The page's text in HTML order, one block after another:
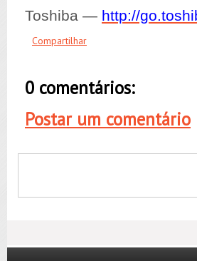
Toshiba — http://
Compartilhar
0 comentários:
Postar um comentário